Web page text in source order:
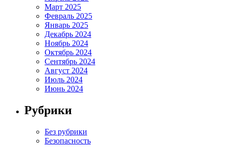
Март 2025
Февраль 2025
Январь 2025
Декабрь 2024
Ноябрь 2024
Октябрь 2024
Сентябрь 2024
Август 2024
Июль 2024
Июнь 2024
Рубрики
Без рубрики
Безопасность